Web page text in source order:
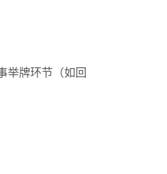
举牌环节（如回